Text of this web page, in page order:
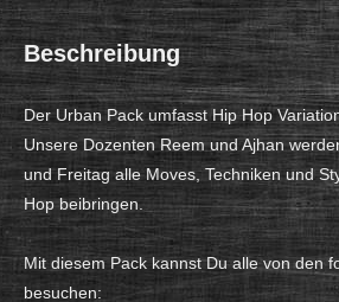
Beschreibung
Der Urban Pack umfasst Hip Hop
Unsere Dozenten Reem und Ajhan
und Freitag alle Moves, Techniken und
Hop beibringen.
Mit diesem Pack kannst Du alle von den
besuchen: